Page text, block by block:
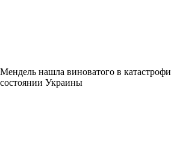
Мендель нашла виноватого в
состоянии Украины